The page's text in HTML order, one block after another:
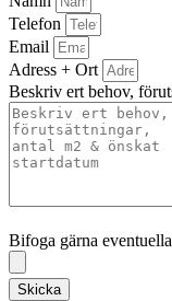
Telefon
Email
Adress + Ort
Beskriv ert behov,
Bifoga gärna
Skicka